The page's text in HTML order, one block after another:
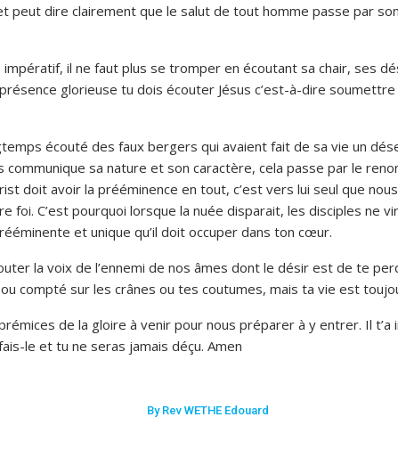
peut dire clairement que le salut de tout homme passe par
impératif, il ne faut plus se tromper en écoutant sa chair, ses
glorieuse tu dois écouter Jésus c’est-à-dire
écouté des faux bergers qui avaient fait de sa vie un
communique sa nature et son caractère, cela passe par le
doit avoir la prééminence en tout, c’est vers lui seul que
foi. C’est pourquoi lorsque la nuée disparait, les disciples ne
et unique qu’il doit occuper dans ton cœur.
la voix de l’ennemi de nos âmes dont le désir est de te
compté sur les crânes ou tes coutumes, mais ta vie est
de la gloire à venir pour nous préparer à y entrer. Il t’a
le et tu ne seras jamais déçu. Amen
By Rev WETHE Edouard